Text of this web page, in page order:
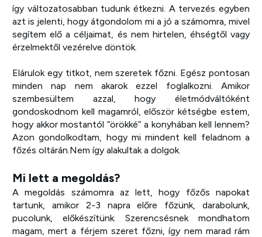
így változatosabban tudunk étkezni. A tervezés egyben
azt is jelenti, hogy átgondolom mi a jó a számomra, mivel
segítem elő a céljaimat, és nem hirtelen, éhségtől vagy
érzelmektől vezérelve döntök.
Elárulok egy titkot, nem szeretek főzni. Egész pontosan
minden nap nem akarok ezzel foglalkozni. Amikor
szembesültem azzal, hogy életmódváltóként
gondoskodnom kell magamról, először kétségbe estem,
hogy akkor mostantól “örökké” a konyhában kell lennem?
Azon gondolkodtam, hogy mi mindent kell feladnom a
főzés oltárán.Nem így alakultak a dolgok.
Mi lett a megoldás?
A megoldás számomra az lett, hogy főzős napokat
tartunk, amikor 2-3 napra előre főzünk, darabolunk,
pucolunk, előkészítünk. Szerencsésnek mondhatom
magam, mert a férjem szeret főzni, így nem marad rám